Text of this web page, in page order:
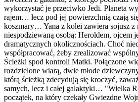
wykorzystać je przeciwko Jedi. Planeta
rajem… lecz pod jej powierzchnią czają
koszmary… Yana z kolei zawiera sojusz z
niespodziewaną osobą: Heroldem, ojcem
dramatycznych okolicznościach. Choć
współpracować, żeby zrealizować
Ścieżki spod kontroli Matki. Połączone
rozdzielone wiarą, dwie młode
którą ścieżką zdecydują się kroczyć,
samych, lecz i całej galaktyki… "Wielka
początek, na który czekały Gwiezdne